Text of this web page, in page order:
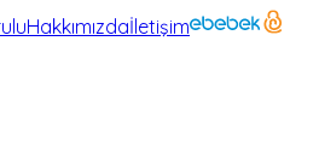
Hakkımızdaİletişim